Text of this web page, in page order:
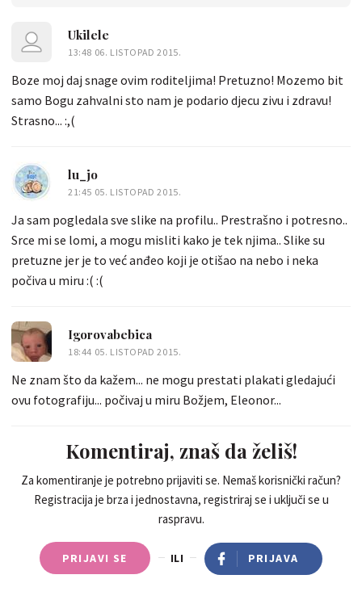
Ukilele
13:48 06. LISTOPAD 2015.
Boze moj daj snage ovim roditeljima! Pretuzno! Mozemo bit
samo Bogu zahvalni sto nam je podario djecu zivu i zdravu!
Strasno... :,(
lu_jo
21:45 05. LISTOPAD 2015.
Ja sam pogledala sve slike na profilu.. Prestrašno i potresno..
Srce mi se lomi, a mogu misliti kako je tek njima.. Slike su
pretuzne jer je to već anđeo koji je otišao na nebo i neka
počiva u miru :( :(
Igorovabebica
18:44 05. LISTOPAD 2015.
Ne znam što da kažem... ne mogu prestati plakati gledajući
ovu fotografiju... počivaj u miru Božjem, Eleonor...
Komentiraj, znaš da želiš!
Za komentiranje je potrebno prijaviti se. Nemaš korisnički račun?
Registracija je brza i jednostavna, registriraj se i uključi se u
raspravu.
PRIJAVI SE ILI PRIJAVA